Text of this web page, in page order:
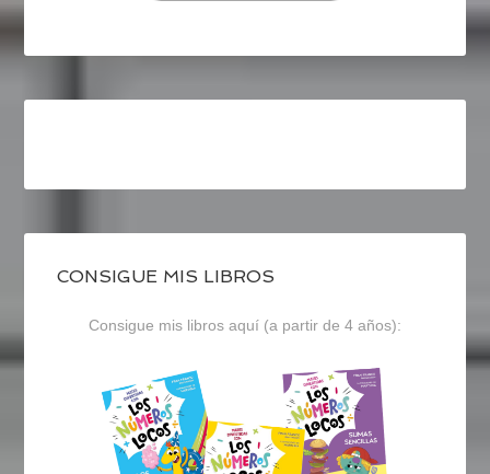
CONSIGUE MIS LIBROS
Consigue mis libros aquí (a partir de 4 años):